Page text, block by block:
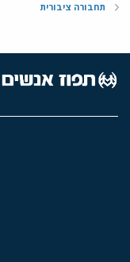
תחבורה ציבורית